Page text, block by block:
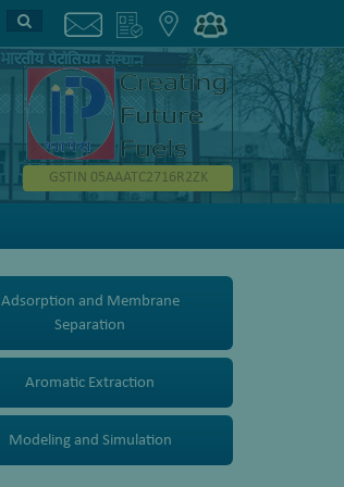
GSTIN 05AAATC2716R2ZK
Adsorption and Membrane
Separation
Aromatic Extraction
Modeling and Simulation